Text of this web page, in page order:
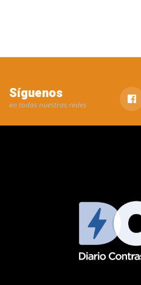
Síguenos
en todas nuestras redes